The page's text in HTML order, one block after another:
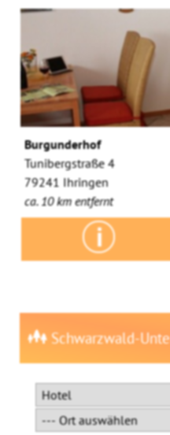
Burgunderhof
Tunibergstraße 4
79241 Ihringen
ca. 10 km entfernt
Schwarzwald-